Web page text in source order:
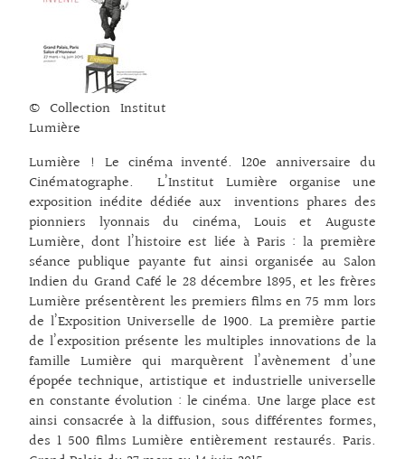
© Collection Institut
Lumière
Lumière ! Le cinéma inventé. 120e anniversaire du
Cinématographe. L’Institut Lumière organise une
exposition inédite dédiée aux inventions phares des
pionniers lyonnais du cinéma, Louis et Auguste
Lumière, dont l’histoire est liée à Paris : la première
séance publique payante fut ainsi organisée au Salon
Indien du Grand Café le 28 décembre 1895, et les frères
Lumière présentèrent les premiers films en 75 mm lors
de l’Exposition Universelle de 1900. La première partie
de l’exposition présente les multiples innovations de la
famille Lumière qui marquèrent l’avènement d’une
épopée technique, artistique et industrielle universelle
en constante évolution : le cinéma. Une large place est
ainsi consacrée à la diffusion, sous différentes formes,
des 1 500 films Lumière entièrement restaurés. Paris.